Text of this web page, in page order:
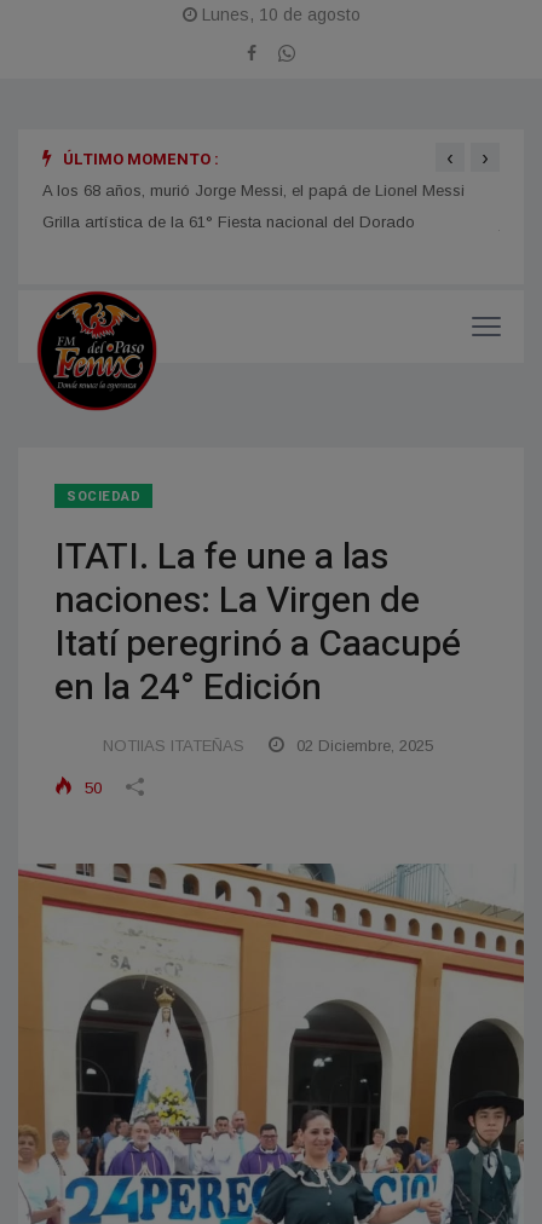
Lunes, 10 de agosto
ÚLTIMO MOMENTO :
A los 68 años, murió Jorge Messi, el papá de Lionel Messi
‹ ›
SOCIEDAD
ITATI. La fe une a las
naciones: La Virgen de
Itatí peregrinó a Caacupé
en la 24° Edición
NOTIIAS ITATEÑAS 02 Diciembre, 2025
50